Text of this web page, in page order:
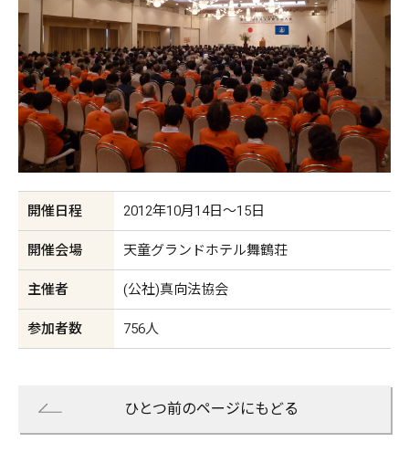
開催日程 2012年10月14日〜15日
開催会場 天童グランドホテル舞鶴荘
主催者 (公社)真向法協会
参加者数 756人
ひとつ前のページにもどる